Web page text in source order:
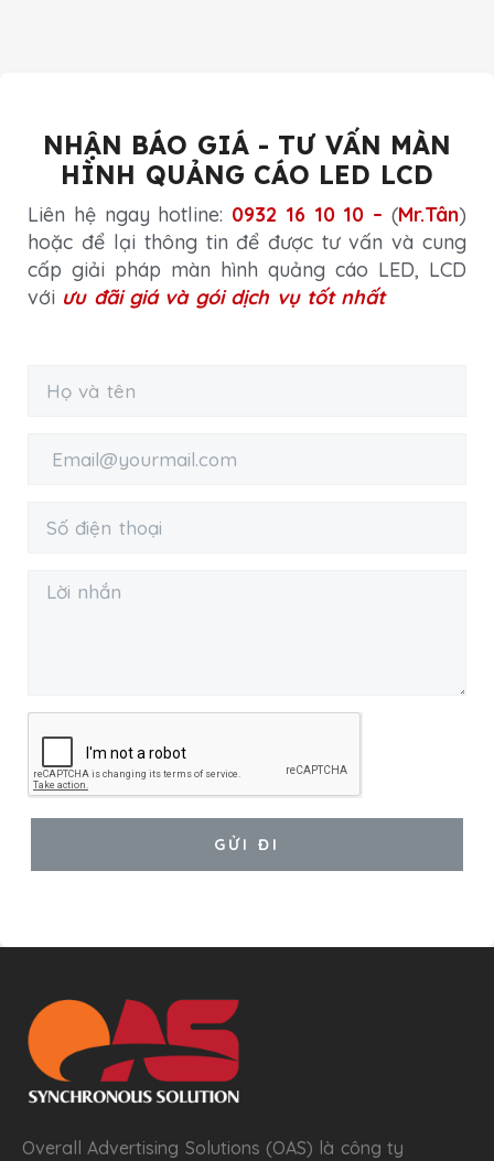
NHẬN BÁO GIÁ - TƯ VẤN MÀN
HÌNH QUẢNG CÁO LED LCD
Liên hệ ngay hotline: 0932 16 10 10 – (Mr.Tân)
hoặc để lại thông tin để được tư vấn và cung
cấp giải pháp màn hình quảng cáo LED, LCD
với ưu đãi giá và gói dịch vụ tốt nhất
GỬI ĐI
Overall Advertising Solutions (OAS) là công ty